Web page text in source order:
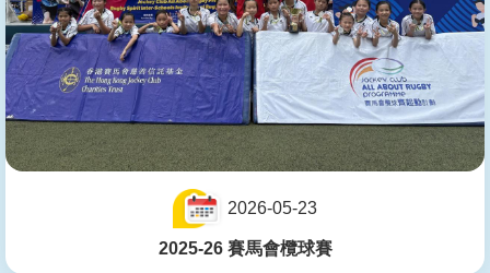
2026-05-23
2025-26 賽馬會欖球賽